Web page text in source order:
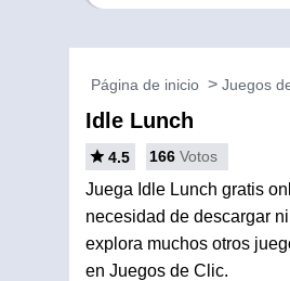
Página de inicio Juegos
Idle Lunch
4.5 166 Votos
Juega Idle Lunch gratis
necesidad de descargar
explora muchos otros
en Juegos de Clic.